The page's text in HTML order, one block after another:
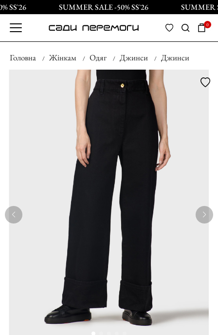
SS`26 SUMMER SALE -50% SS`26 SUMMER
0
Головна Жінкам Одяг Джинси Джинси